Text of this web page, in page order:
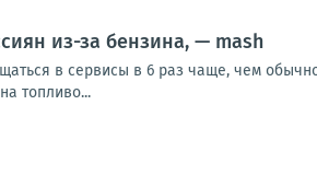
из-за бензина, — mash
в сервисы в 6 раз чаще, чем
топливо...